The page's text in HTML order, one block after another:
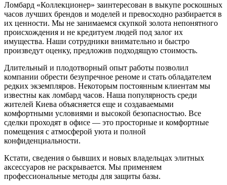
Ломбард «Коллекционер» заинтересован в выкупе роскошных
часов лучших брендов и моделей и превосходно разбирается в
их ценности. Мы не занимаемся скупкой золота непонятного
происхождения и не кредитуем людей под залог их
имущества. Наши сотрудники внимательно и быстро
произведут оценку, предложив подходящую стоимость.
Длительный и плодотворный опыт работы позволил
компании обрести безупречное реноме и стать обладателем
редких экземпляров. Некоторым постоянным клиентам мы
известны как ломбард часов. Наша популярность среди
жителей Киева объясняется еще и создаваемыми
комфортными условиями и высокой безопасностью. Все
сделки проходят в офисе — это просторные и комфортные
помещения с атмосферой уюта и полной
конфиденциальности.
Кстати, сведения о бывших и новых владельцах элитных
аксессуаров не раскрывается. Мы применяем
профессиональные методы для защиты базы.